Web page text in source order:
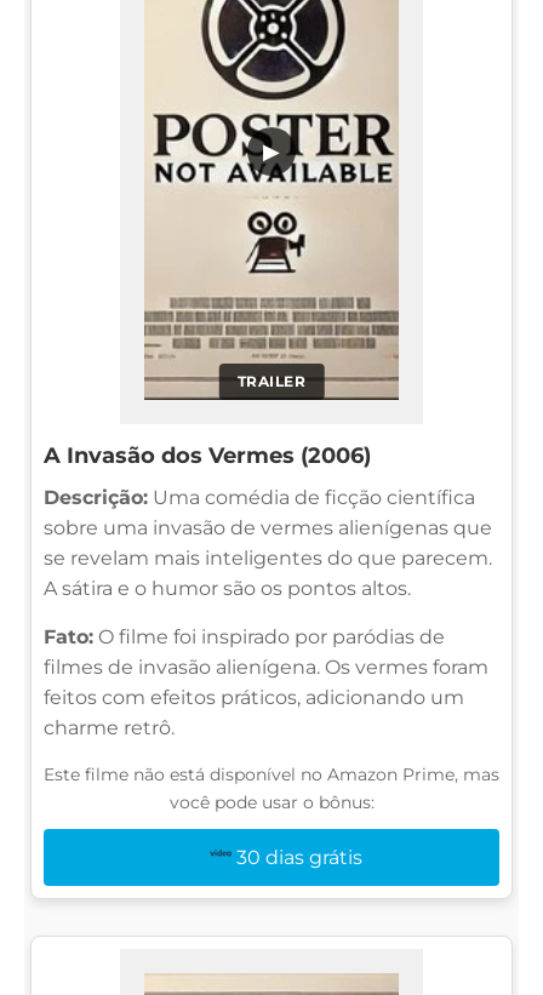
TRAILER
▶
A Invasão dos Vermes (2006)
Descrição: Uma comédia de ficção científica
sobre uma invasão de vermes alienígenas que
se revelam mais inteligentes do que parecem.
A sátira e o humor são os pontos altos.
Fato: O filme foi inspirado por paródias de
filmes de invasão alienígena. Os vermes foram
feitos com efeitos práticos, adicionando um
charme retrô.
Este filme não está disponível no Amazon Prime, mas
você pode usar o bônus:
30 dias grátis